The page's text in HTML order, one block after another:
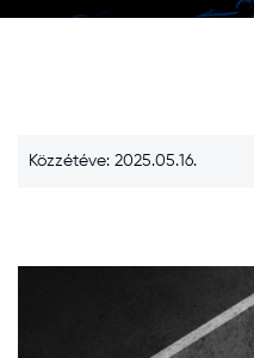
Közzétéve: 2025.05.16.